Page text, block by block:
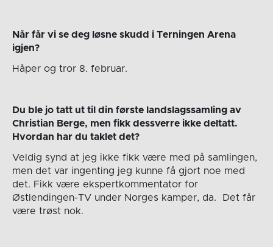
Når får vi se deg løsne skudd i Terningen Arena
igjen?
Håper og tror 8. februar.
Du ble jo tatt ut til din første landslagssamling av
Christian Berge, men fikk dessverre ikke deltatt.
Hvordan har du taklet det?
Veldig synd at jeg ikke fikk være med på samlingen,
men det var ingenting jeg kunne få gjort noe med
det. Fikk være ekspertkommentator for
Østlendingen-TV under Norges kamper, da. Det får
være trøst nok.